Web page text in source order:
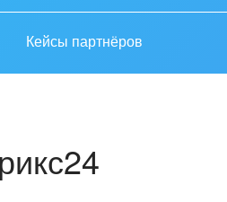
Кейсы партнёров